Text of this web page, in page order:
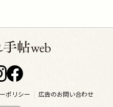
ポリシー 広告のお問い合わせ